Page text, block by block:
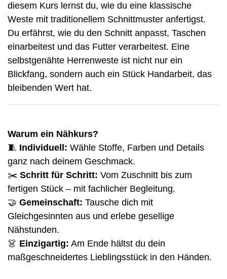
diesem Kurs lernst du, wie du eine klassische
Weste mit traditionellem Schnittmuster anfertigst.
Du erfährst, wie du den Schnitt anpasst, Taschen
einarbeitest und das Futter verarbeitest. Eine
selbstgenähte Herrenweste ist nicht nur ein
Blickfang, sondern auch ein Stück Handarbeit, das
bleibenden Wert hat.
Warum ein Nähkurs?
🧵 Individuell: Wähle Stoffe, Farben und Details
ganz nach deinem Geschmack.
✂️ Schritt für Schritt: Vom Zuschnitt bis zum
fertigen Stück – mit fachlicher Begleitung.
🤝 Gemeinschaft: Tausche dich mit
Gleichgesinnten aus und erlebe gesellige
Nähstunden.
👗 Einzigartig: Am Ende hältst du dein
maßgeschneidertes Lieblingsstück in den Händen.